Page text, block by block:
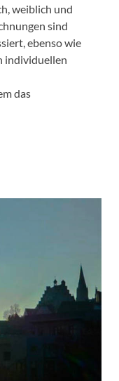
weiblich und
sind
ebenso wie
individuellen
das